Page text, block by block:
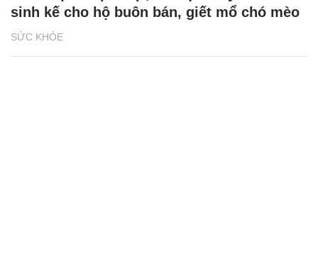
SỨC KHỎE
sinh kế cho hộ buôn bán, giết mổ chó mèo